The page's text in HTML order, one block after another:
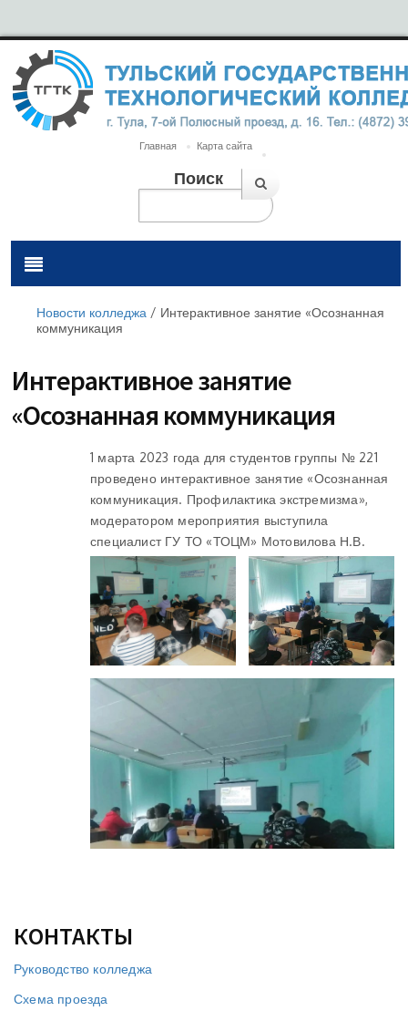
Главная Карта сайта
Поиск
Новости колледжа / Интерактивное занятие «Осознанная
коммуникация
Интерактивное занятие
«Осознанная коммуникация
1 марта 2023 года для студентов группы № 221
проведено интерактивное занятие «Осознанная
коммуникация. Профилактика экстремизма»,
модератором мероприятия выступила
специалист ГУ ТО «ТОЦМ» Мотовилова Н.В.
КОНТАКТЫ
Руководство колледжа
Схема проезда